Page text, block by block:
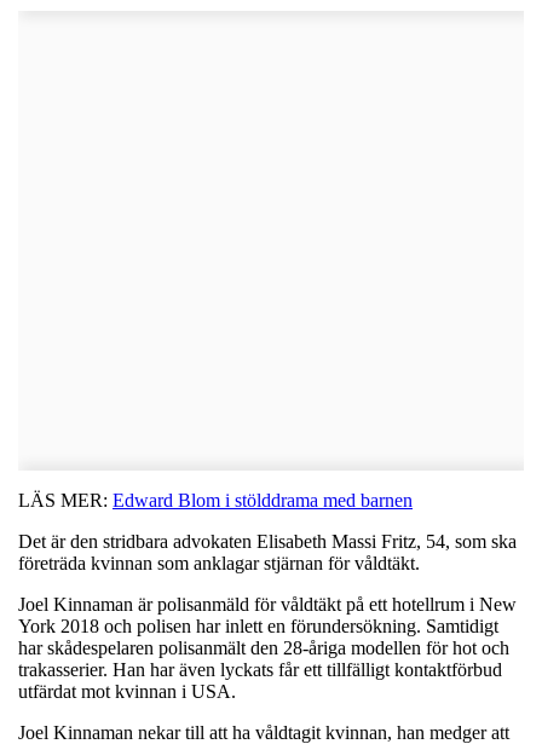
LÄS MER: Edward Blom i stölddrama med barnen
Det är den stridbara advokaten Elisabeth Massi Fritz, 54, som ska
företräda kvinnan som anklagar stjärnan för våldtäkt.
Joel Kinnaman är polisanmäld för våldtäkt på ett hotellrum i New
York 2018 och polisen har inlett en förundersökning. Samtidigt
har skådespelaren polisanmält den 28-åriga modellen för hot och
trakasserier. Han har även lyckats får ett tillfälligt kontaktförbud
utfärdat mot kvinnan i USA.
Joel Kinnaman nekar till att ha våldtagit kvinnan, han medger att